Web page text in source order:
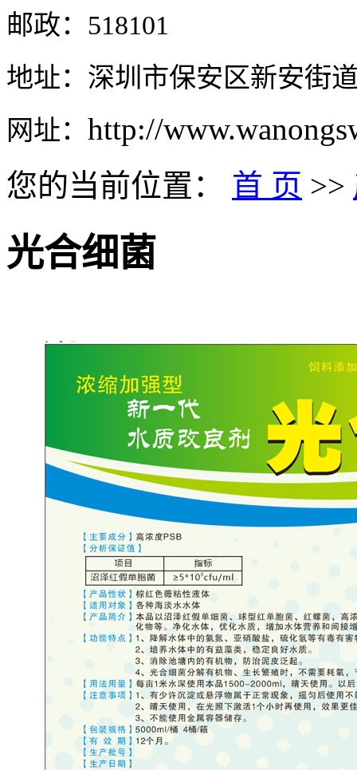
邮政：518101
地址：深圳市保安区新安街
网址： http://
您的当前位置： 首 页 >>
光合细菌